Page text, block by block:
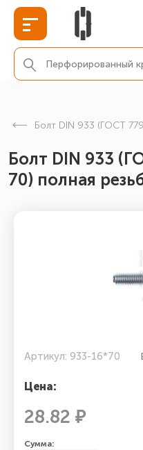
Болт DIN 933 (ГОСТ
Болт DIN 933
70) полная
Артикул: 933-16*70
Цена:
28.82 ₽
Сумма: